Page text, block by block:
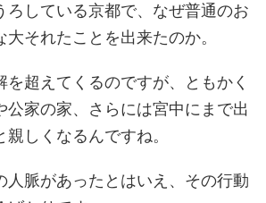
ろしている京都で、なぜ普通のお
それたことを出来たのか。
を超えてくるのですが、ともかく
公家の家、さらには宮中にまで出
しくなるんですね。
人脈があったとはいえ、その行動